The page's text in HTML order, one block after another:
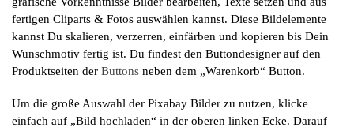
fertigen Cliparts & Fotos auswählen kannst. Diese Bildelemente
kannst Du skalieren, verzerren, einfärben und kopieren bis Dein
Wunschmotiv fertig ist. Du findest den Buttondesigner auf den
Produktseiten der Buttons neben dem „Warenkorb“ Button.
Um die große Auswahl der Pixabay Bilder zu nutzen, klicke
einfach auf „Bild hochladen“ in der oberen linken Ecke. Darauf